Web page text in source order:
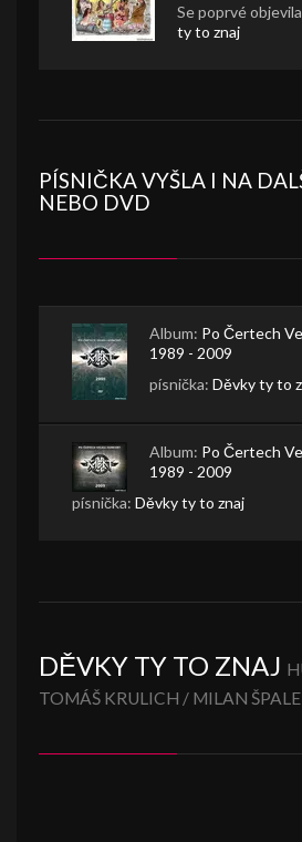
Se poprvé
ty to znaj
PÍSNIČKA VYŠLA I NA
NEBO DVD
Album: Po Čertech
1989 - 2009
písnička: Děvky ty to
Album: Po Čertech
1989 - 2009
písnička: Děvky ty to znaj
DĚVKY TY TO ZNAJ
TOMÁŠ KRULICH / MILAN